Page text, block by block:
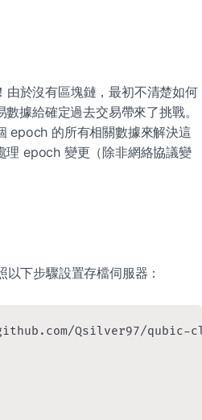
由於沒有區塊鏈，最初不清楚如何
據給確定過去交易帶來了挑戰。
epoch 的所有相關數據來解決這
理 epoch 變更（除非網絡協議變
下步驟設置存檔伺服器：
Qsilver97/qubic-